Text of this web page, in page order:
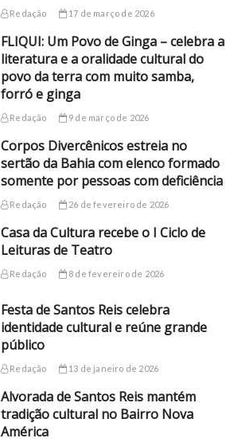
Redação 17 de março de 2026
FLIQUI: Um Povo de Ginga – celebra a
literatura e a oralidade cultural do
povo da terra com muito samba,
forró e ginga
Redação 9 de março de 2026
Corpos Divercênicos estreia no
sertão da Bahia com elenco formado
somente por pessoas com deficiência
Redação 26 de fevereiro de 2026
Casa da Cultura recebe o I Ciclo de
Leituras de Teatro
Redação 8 de fevereiro de 2026
Festa de Santos Reis celebra
identidade cultural e reúne grande
público
Redação 13 de janeiro de 2026
Alvorada de Santos Reis mantém
tradição cultural no Bairro Nova
América